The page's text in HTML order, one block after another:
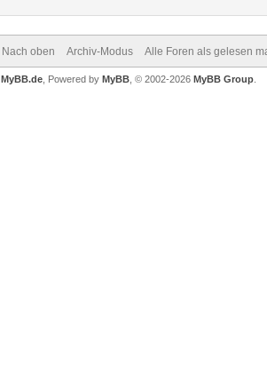
Nach oben Archiv-Modus Alle Foren als gelesen
MyBB.de, Powered by MyBB, © 2002-2026 MyBB Group.